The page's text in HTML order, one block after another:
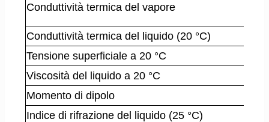
Conduttività termica del vapore
Conduttività termica del liquido (20 °C)
Tensione superficiale a 20 °C
Viscosità del liquido a 20 °C
Momento di dipolo
Indice di rifrazione del liquido (25 °C)